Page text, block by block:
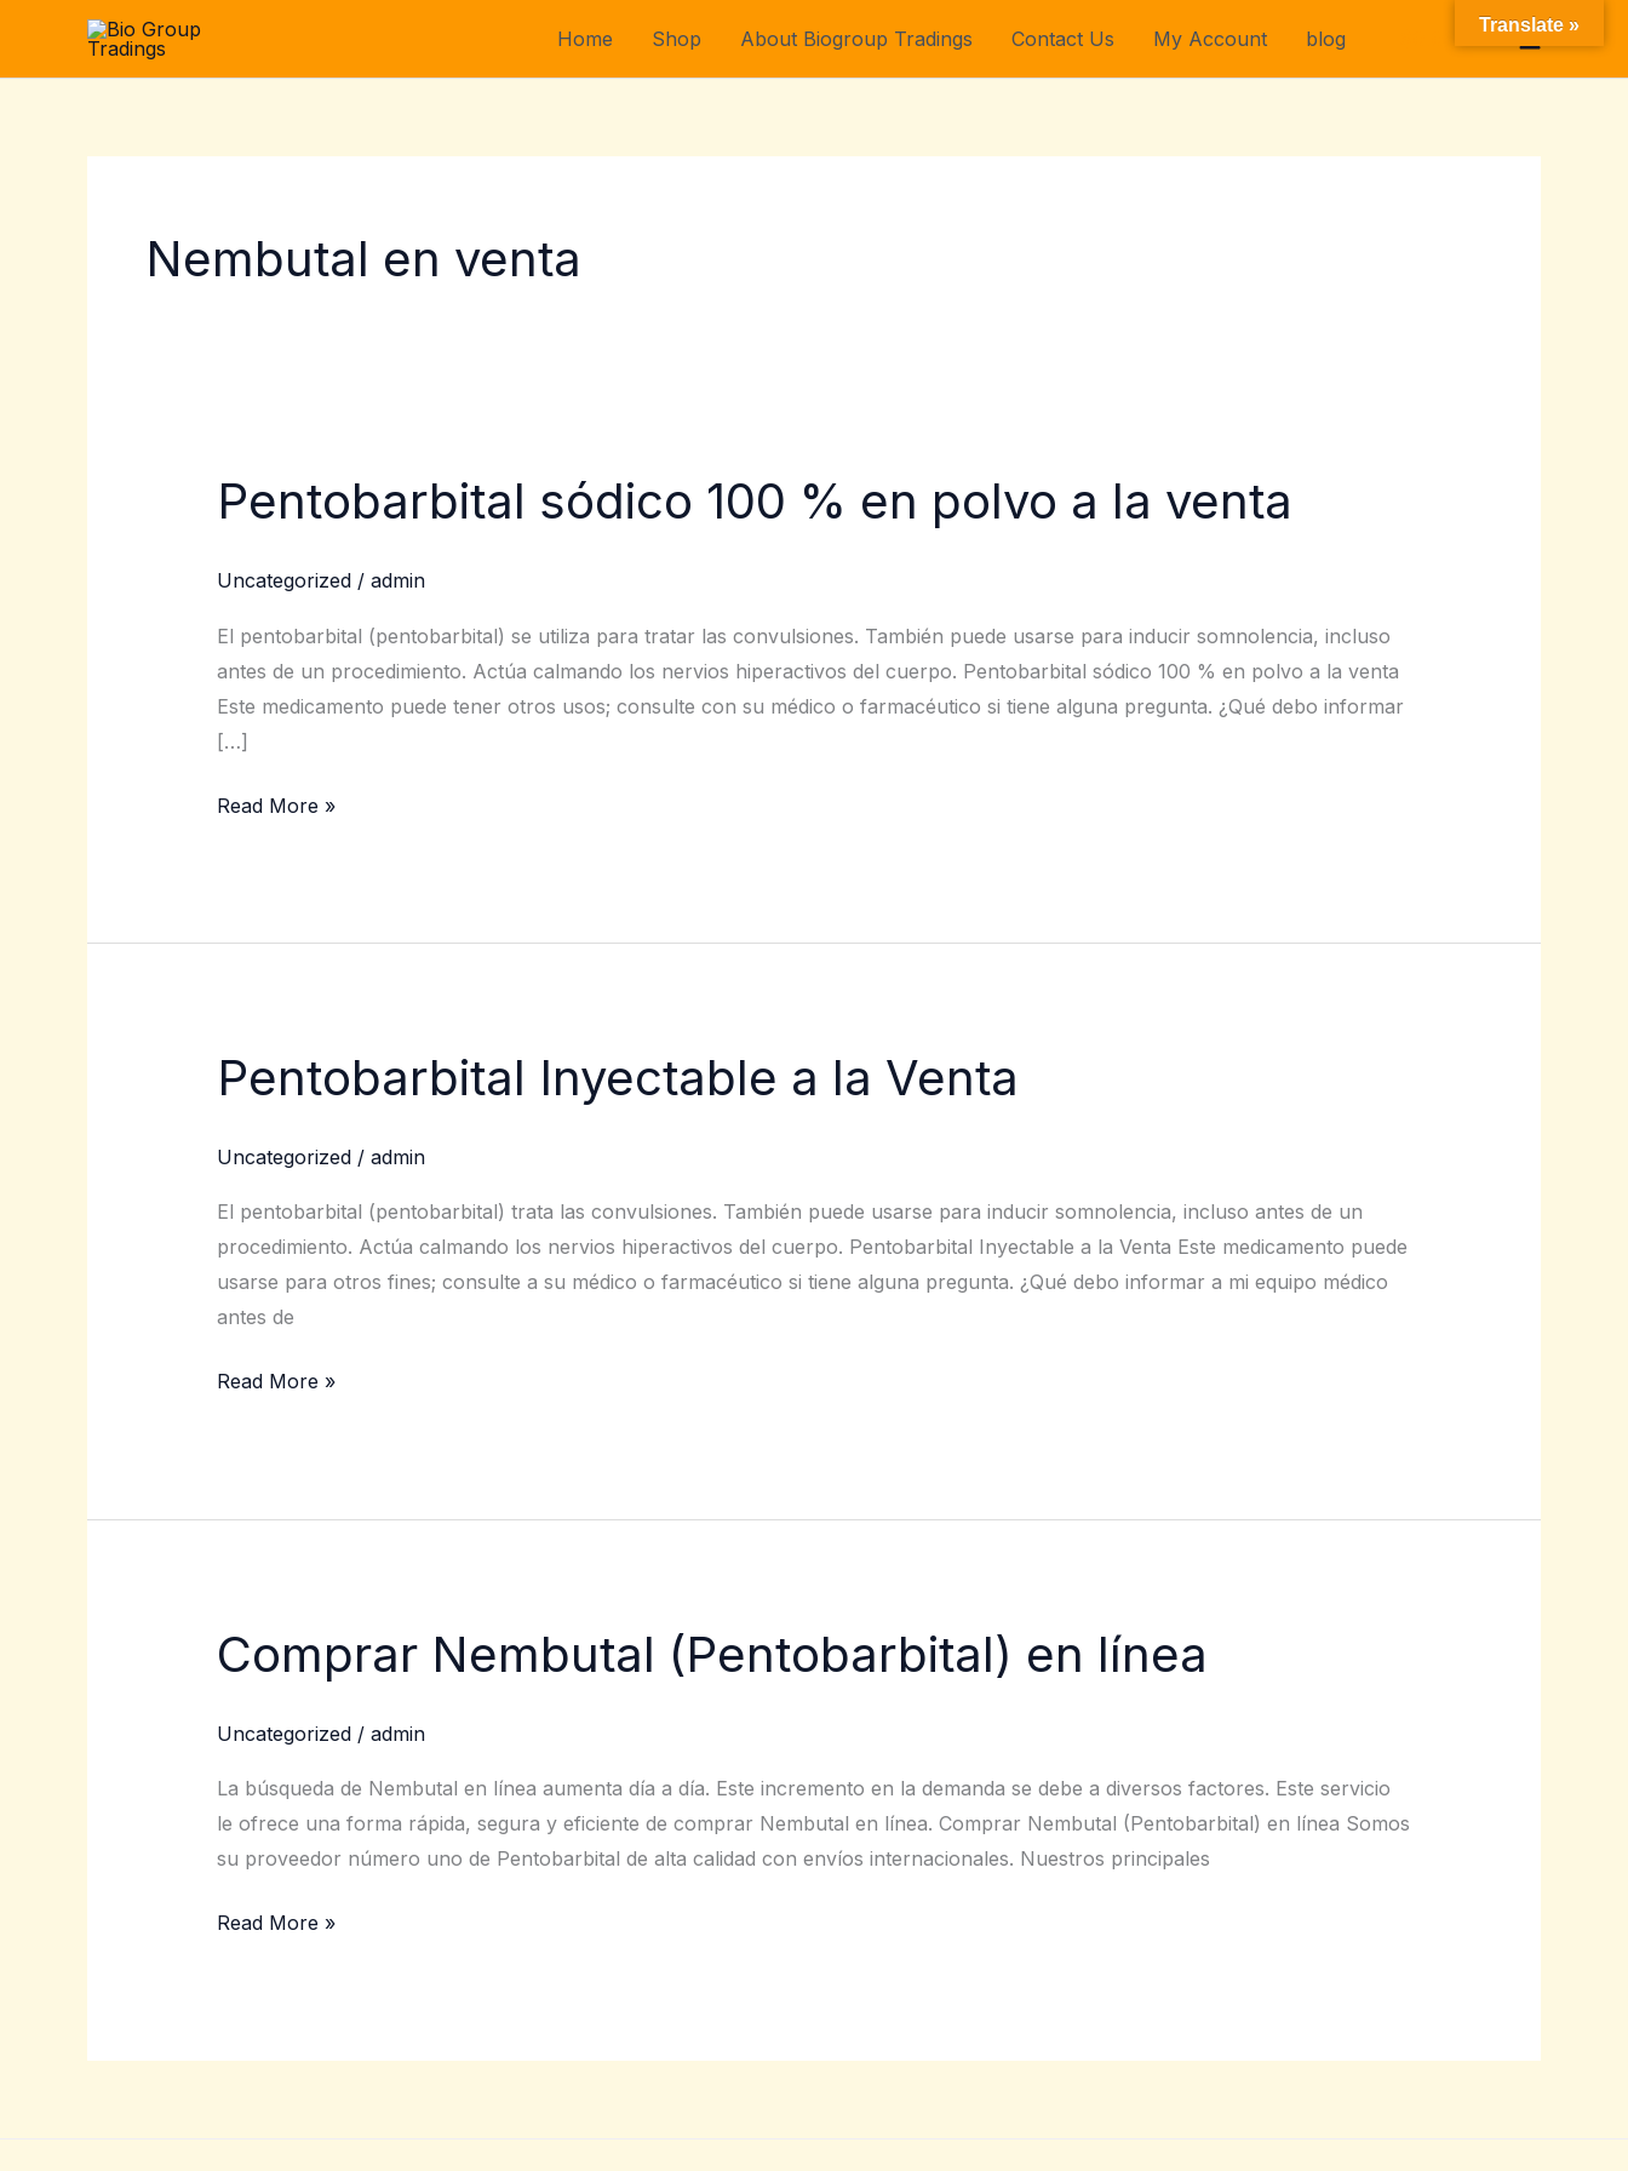
content
Home Shop About Biogroup Tradings Contact Us My Account blog
Nembutal en venta
Pentobarbital sódico 100 % en polvo a la venta
Uncategorized/ admin
El pentobarbital (pentobarbital) se utiliza para tratar las convulsiones. También puede usarse para inducir somnolencia, incluso
antes de un procedimiento. Actúa calmando los nervios hiperactivos del cuerpo. Pentobarbital sódico 100 % en polvo a la venta
Este medicamento puede tener otros usos; consulte con su médico o farmacéutico si tiene alguna pregunta. ¿Qué debo informar
[…]
Pentobarbital
sódico
%
en
polvo
a
la
Read More »
Pentobarbital Inyectable a la Venta
Uncategorized/ admin
El pentobarbital (pentobarbital) trata las convulsiones. También puede usarse para inducir somnolencia, incluso antes de un
procedimiento. Actúa calmando los nervios hiperactivos del cuerpo. Pentobarbital Inyectable a la Venta Este medicamento puede
usarse para otros fines; consulte a su médico o farmacéutico si tiene alguna pregunta. ¿Qué debo informar a mi equipo médico
antes de
Pentobarbital
Inyectable
la
Venta
Read More »
Comprar Nembutal (Pentobarbital) en línea
Uncategorized/ admin
La búsqueda de Nembutal en línea aumenta día a día. Este incremento en la demanda se debe a diversos factores. Este servicio
le ofrece una forma rápida, segura y eficiente de comprar Nembutal en línea. Comprar Nembutal (Pentobarbital) en línea Somos
su proveedor número uno de Pentobarbital de alta calidad con envíos internacionales. Nuestros principales
Comprar
Nembutal
en
línea
Read More »
Translate »